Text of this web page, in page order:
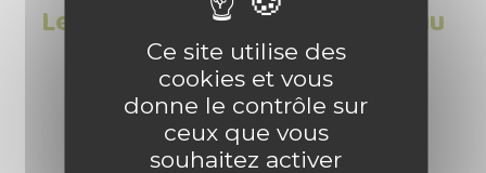
Les Avis clients sur Réserve d'eau
design Alinéa
4.9/5
Ce site utilise des
cookies et vous
donne le contrôle sur
ceux que vous
souhaitez activer